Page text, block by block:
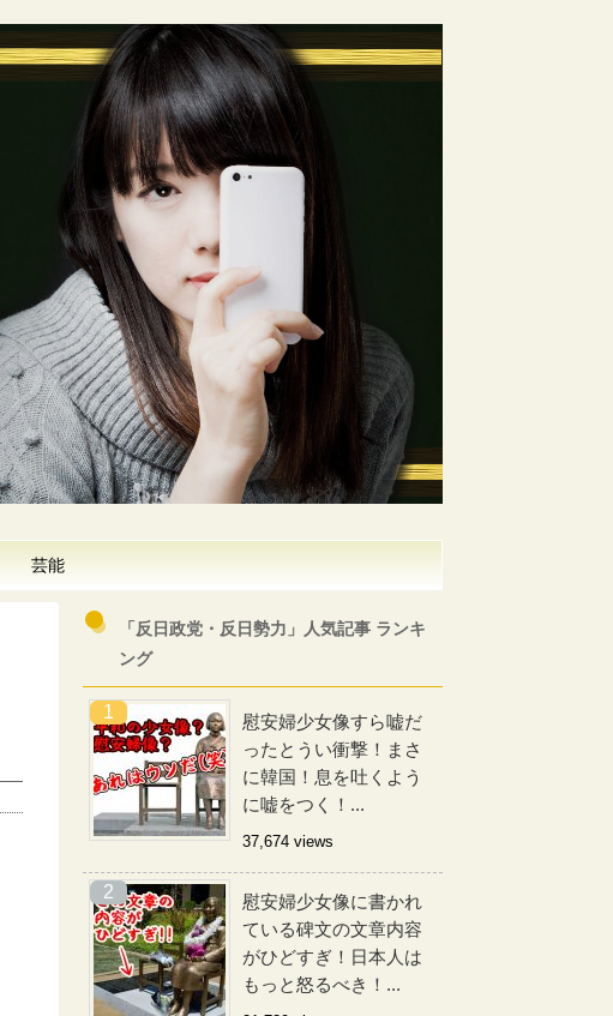
芸能
「反日政党・反日勢力」人気記事 ランキ
ング
慰安婦少女像すら嘘だ
ったとうい衝撃！まさ
に韓国！息を吐くよう
に嘘をつく！...
37,674 views
慰安婦少女像に書かれ
ている碑文の文章内容
がひどすぎ！日本人は
もっと怒るべき！...